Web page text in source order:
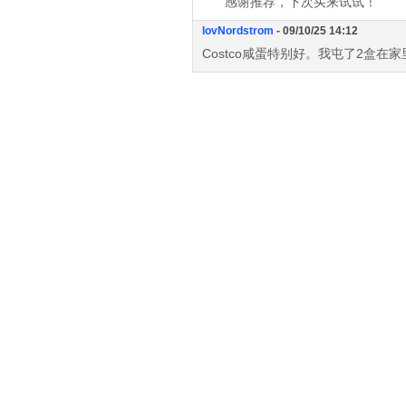
lovNordstrom - 09/10/25 14:12
Costco咸蛋特别好。我屯了2盒在家